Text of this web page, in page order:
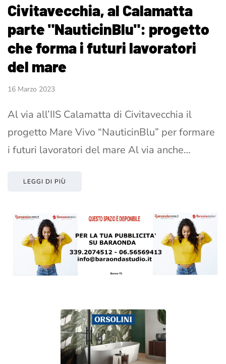
Civitavecchia, al Calamatta
parte "NauticinBlu": progetto
che forma i futuri lavoratori
del mare
16 Marzo 2023
Al via all’IIS Calamatta di Civitavecchia il
progetto Mare Vivo “NauticinBlu” per formare
i futuri lavoratori del mare Al via anche…
LEGGI DI PIÙ